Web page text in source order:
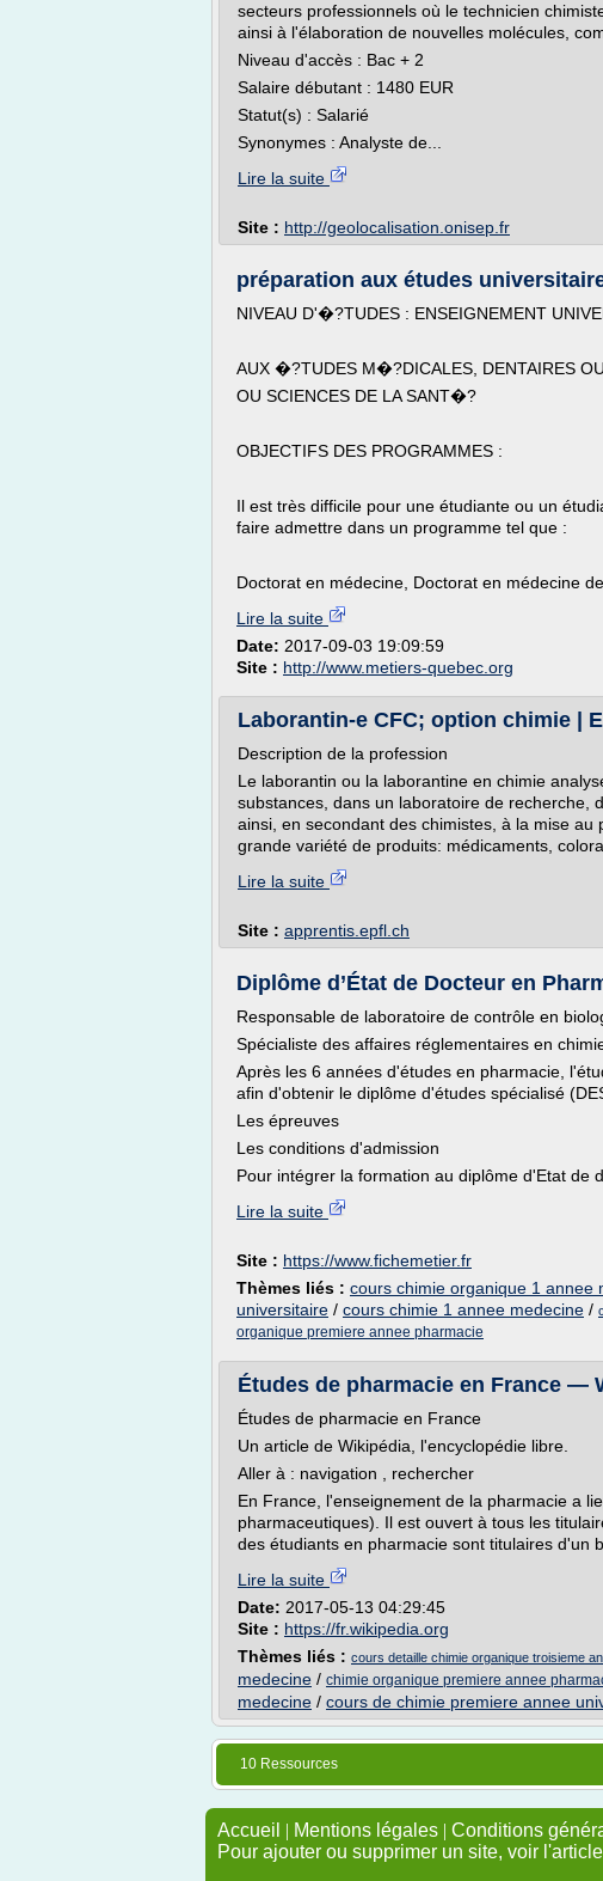
secteurs professionnels où le technicien
ainsi à l'élaboration de nouvelles molécules,
Niveau d'accès : Bac + 2
Salaire débutant : 1480 EUR
Statut(s) : Salarié
Synonymes : Analyste de...
Lire la suite
Site : http://geolocalisation.onisep.fr
préparation aux études
NIVEAU D'�?TUDES : ENSEIGNEMENT
AUX �?TUDES M�?DICALES, DENTAIRES
OU SCIENCES DE LA SANT�?
OBJECTIFS DES PROGRAMMES :
Il est très difficile pour une étudiante ou un
faire admettre dans un programme tel que :
Doctorat en médecine, Doctorat en médecine
Lire la suite
Date: 2017-09-03 19:09:59
Site : http://www.metiers-quebec.org
Laborantin-e CFC; option chimie |
Description de la profession
Le laborantin ou la laborantine en chimie
substances, dans un laboratoire de recherche,
ainsi, en secondant des chimistes, à la mise
grande variété de produits: médicaments,
Lire la suite
Site : apprentis.epfl.ch
Diplôme d’État de Docteur en
Responsable de laboratoire de contrôle en
Spécialiste des affaires réglementaires en chimie
Après les 6 années d'études en pharmacie,
afin d'obtenir le diplôme d'études spécialisé
Les épreuves
Les conditions d'admission
Pour intégrer la formation au diplôme d'Etat de
Lire la suite
Site : https://www.fichemetier.fr
Thèmes liés : cours chimie organique 1 annee
universitaire / cours chimie 1 annee medecine /
organique premiere annee pharmacie
Études de pharmacie en France —
Études de pharmacie en France
Un article de Wikipédia, l'encyclopédie libre.
Aller à : navigation , rechercher
En France, l'enseignement de la pharmacie a
pharmaceutiques). Il est ouvert à tous les
des étudiants en pharmacie sont titulaires d'un
Lire la suite
Date: 2017-05-13 04:29:45
Site : https://fr.wikipedia.org
Thèmes liés : cours detaille chimie organique troisieme
medecine / chimie organique premiere annee
medecine / cours de chimie premiere annee
10 Ressources
Accueil | Mentions légales | Conditions
Pour ajouter ou supprimer un site, voir